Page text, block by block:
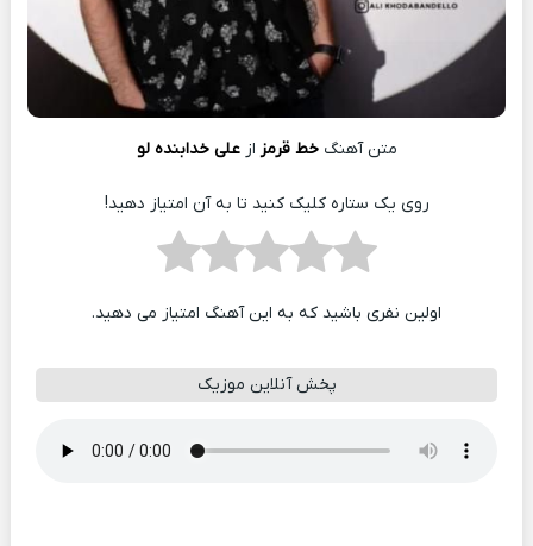
متن آهنگخط قرمز ازعلی خدابنده لو
روی یک ستاره کلیک کنید تا به آن امتیاز دهید!
اولین نفری باشید که به این آهنگ امتیاز می دهید.
پخش آنلاین موزیک